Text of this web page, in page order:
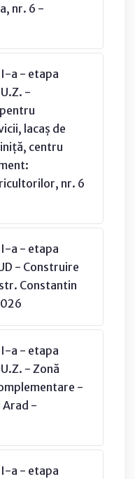
nr. 6 -
a - etapa
-
lacaș de
centru
nr. 6
a - etapa
- Construire
Constantin
a - etapa
- Zonă
-
Arad -
a - etapa